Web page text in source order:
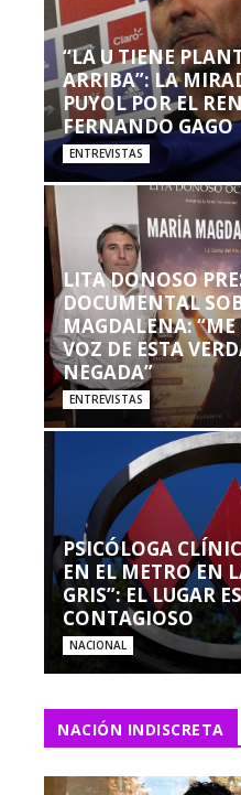
“LA U TIENE
ARRIBA”: LA
PUYOL POR EL
FERNANDO GAGO
ENTREVISTAS
LITA DONOSO
DOCUMENTAL
MAGDALENA: “ME
VOZ DE ESTA
NEGADA”
ENTREVISTAS
PSICÓLOGA
EN EL METRO EN
GRIS”: EL LUGAR
CONTAGIOSO
NACIONAL
NACIÓN INDISCRETA